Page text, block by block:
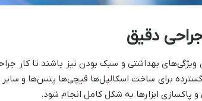
دقیق
ویژگی‌های بهداشتی و سبک بودن نیز باشند تا کار
برای ساخت اسکالپل‌ها قیچی‌ها پنس‌ها و
پاکسازی ابزارها به شکل کامل انجام شود.